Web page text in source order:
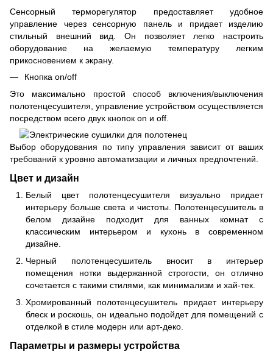
Сенсорный терморегулятор предоставляет удобное
управление через сенсорную панель и придает изделию
стильный внешний вид. Он позволяет легко настроить
оборудование на желаемую температуру легким
прикосновением к экрану.
Кнопка on/off
Это максимально простой способ включения/выключения
полотенцесушителя, управление устройством осуществляется
посредством всего двух кнопок on и off.
Выбор оборудования по типу управления зависит от ваших
требований к уровню автоматизации и личных предпочтений.
Цвет и дизайн
Белый цвет полотенцесушителя визуально придает
интерьеру больше света и чистоты. Полотенцесушитель в
белом дизайне подходит для ванных комнат с
классическим интерьером и кухонь в современном
дизайне.
Черный полотенцесушитель вносит в интерьер
помещения нотки выдержанной строгости, он отлично
сочетается с такими стилями, как минимализм и хай-тек.
Хромированный полотенцесушитель придает интерьеру
блеск и роскошь, он идеально подойдет для помещений с
отделкой в стиле модерн или арт-деко.
Параметры и размеры устройства